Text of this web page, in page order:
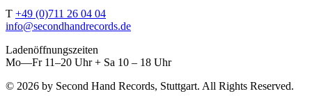
T +49 (0)711 26 04 04
info@secondhandrecords.de
Ladenöffnungszeiten
Mo—Fr 11–20 Uhr + Sa 10 – 18 Uhr
© 2026 by Second Hand Records, Stuttgart. All Rights Reserved.